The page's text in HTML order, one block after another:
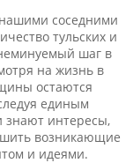
соседними
тульских и
шаг в
на жизнь в
остаются
единым
знают интересы,
возникающие
и идеями.